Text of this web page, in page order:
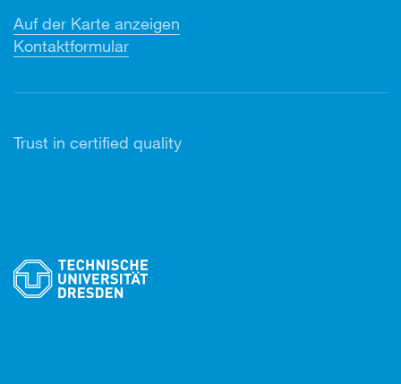
Auf der Karte anzeigen
Kontaktformular
Trust in certified quality